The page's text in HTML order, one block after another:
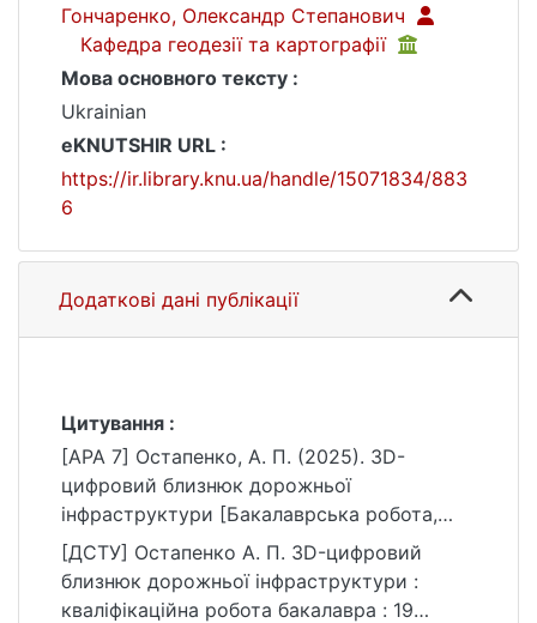
Гончаренко, Олександр Степанович
Кафедра геодезії та картографії
Мова основного тексту :
Ukrainian
eKNUTSHIR URL :
https://ir.library.knu.ua/handle/15071834/883
6
Додаткові дані публікації
Цитування :
[APA 7] Остапенко, А. П. (2025). 3D-
цифровий близнюк дорожньої
інфраструктури [Бакалаврська робота,
Київський національний університет імені
Тараса Шевченка]. eKNUTSHIR.
https://ir.library.knu.ua/handle/15071834/883
[ДСТУ] Остапенко А. П. 3D-цифровий
близнюк дорожньої інфраструктури :
кваліфікаційна робота бакалавра : 19